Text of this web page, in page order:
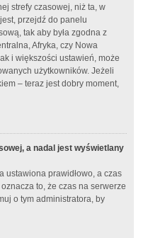
strefy czasowej, niż ta, w
przejdź do panelu
tak aby była zgodna z
Afryka, czy Nowa
i większości ustawień, może
użytkowników. Jeżeli
– teraz jest dobry moment,
a nadal jest wyświetlany
ustawiona prawidłowo, a czas
to, że czas na serwerze
o tym administratora, by